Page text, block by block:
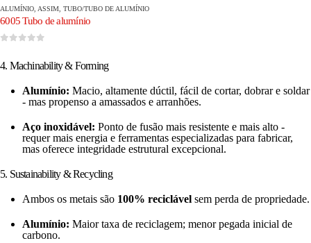
ALUMÍNIO , ASSIM, TUBO/TUBO DE ALUMÍNIO
6005 Tubo de alumínio
4. Machinability & Forming
Alumínio: Macio, altamente dúctil, fácil de cortar, dobrar e soldar
- mas propenso a amassados e arranhões.
Aço inoxidável: Ponto de fusão mais resistente e mais alto -
requer mais energia e ferramentas especializadas para fabricar,
mas oferece integridade estrutural excepcional.
5. Sustainability & Recycling
Ambos os metais são 100% reciclável sem perda de propriedade.
Alumínio: Maior taxa de reciclagem; menor pegada inicial de
carbono.